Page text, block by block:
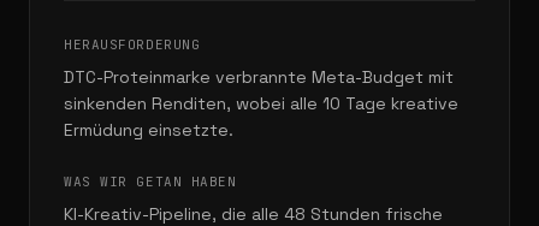
HERAUSFORDERUNG
DTC-Proteinmarke verbrannte Meta-Budget mit
sinkenden Renditen, wobei alle 10 Tage kreative
Ermüdung einsetzte.
WAS WIR GETAN HABEN
KI-Kreativ-Pipeline, die alle 48 Stunden frische